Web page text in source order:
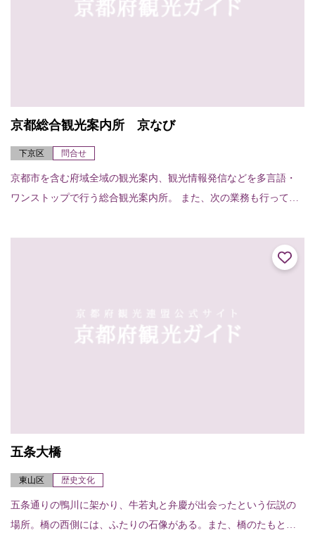
京都総合観光案内所 京なび
下京区 問合せ
京都市を含む府域全域の観光案内、観光情報発信などを多言語・
ワンストップで行う総合観光案内所。 また、次の業務も行ってい
貸出 貸出台数...
五条大橋
東山区 歴史文化
五条通りの鴨川に架かり、牛若丸と弁慶が出会ったという伝説の
場所。橋の西側には、ふたりの石像がある。また、橋のたもとに